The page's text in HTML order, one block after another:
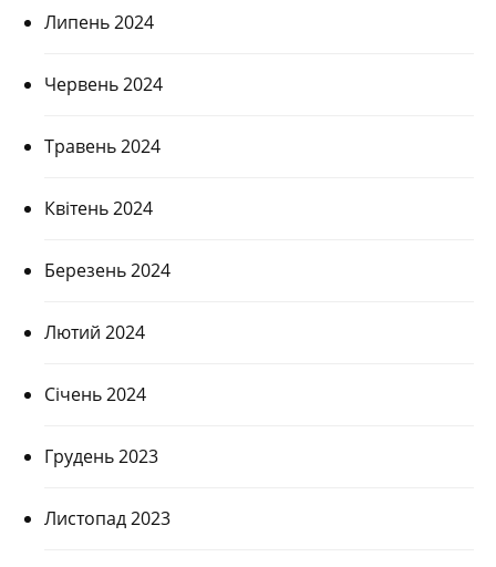
Липень 2024
Червень 2024
Травень 2024
Квітень 2024
Березень 2024
Лютий 2024
Січень 2024
Грудень 2023
Листопад 2023